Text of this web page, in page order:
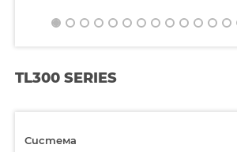
TL300 SERIES
Система